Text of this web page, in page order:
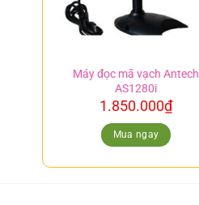
Máy đọc mã vạch Antech
AS1280i
1.850.000₫
Mua ngay